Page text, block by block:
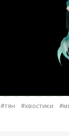
#тян #хвостики